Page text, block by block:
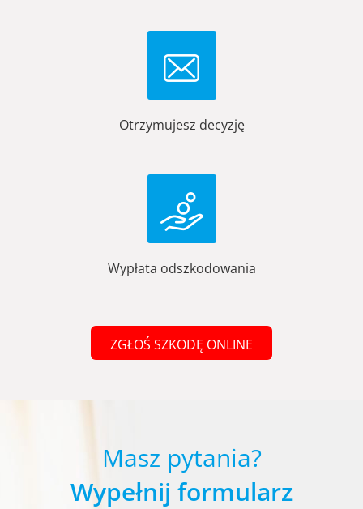
Otrzymujesz decyzję
Wypłata odszkodowania
ZGŁOŚ SZKODĘ ONLINE
Masz pytania?
Wypełnij formularz